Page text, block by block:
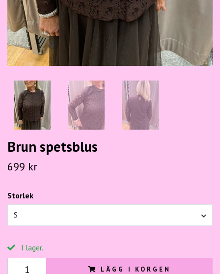
Brun spetsblus
699 kr
Storlek
S
I lager.
LÄGG I KORGEN